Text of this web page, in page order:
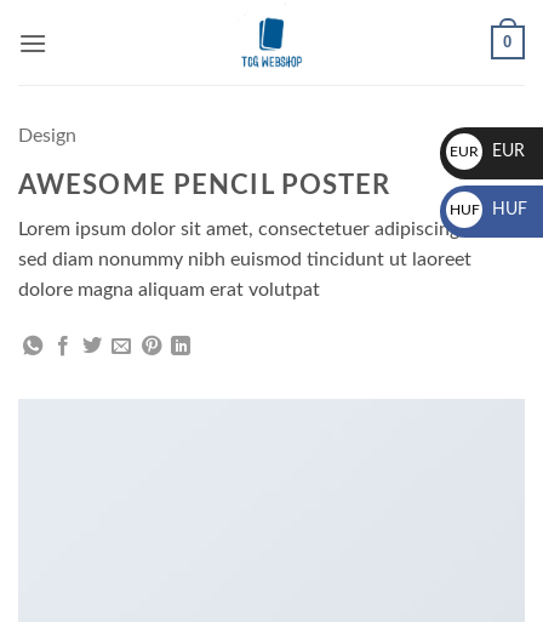
0
Design
AWESOME PENCIL POSTER
Lorem ipsum dolor sit amet, consectetuer adipiscing elit,
sed diam nonummy nibh euismod tincidunt ut laoreet
dolore magna aliquam erat volutpat
EUR
€
EUR
HUF
Ft
HUF